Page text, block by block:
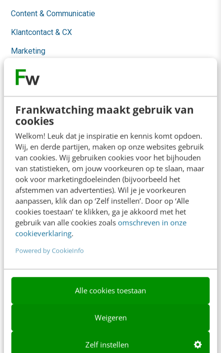
Frankwatching maakt gebruik van
cookies
Welkom! Leuk dat je inspiratie en kennis komt opdoen.
Wij, en derde partijen, maken op onze websites gebruik
van cookies. Wij gebruiken cookies voor het bijhouden
van statistieken, om jouw voorkeuren op te slaan, maar
ook voor marketingdoeleinden (bijvoorbeeld het
afstemmen van advertenties). Wil je je voorkeuren
aanpassen, klik dan op ‘Zelf instellen’. Door op ‘Alle
cookies toestaan’ te klikken, ga je akkoord met het
gebruik van alle cookies zoals omschreven in onze
cookieverklaring.
Powered by CookieInfo
Alle cookies toestaan
Weigeren
Zelf instellen
Content & Communicatie
Klantcontact & CX
Marketing
Social
Themanieuwsbrieven
Community
Academy
Agenda
Mastercourses
Trainingen
Opleidingen
Incompany
AI